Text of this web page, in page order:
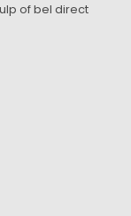
of bel direct